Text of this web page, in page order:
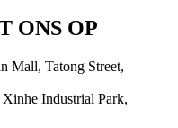
ONS OP
Mall, Tatong Street,
Industrial Park,